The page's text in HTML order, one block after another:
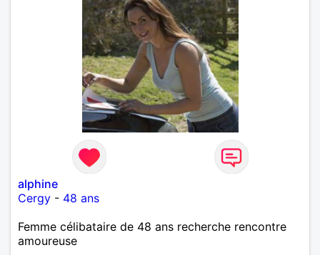
alphine
Cergy - 48 ans
Femme célibataire de 48 ans recherche rencontre
amoureuse